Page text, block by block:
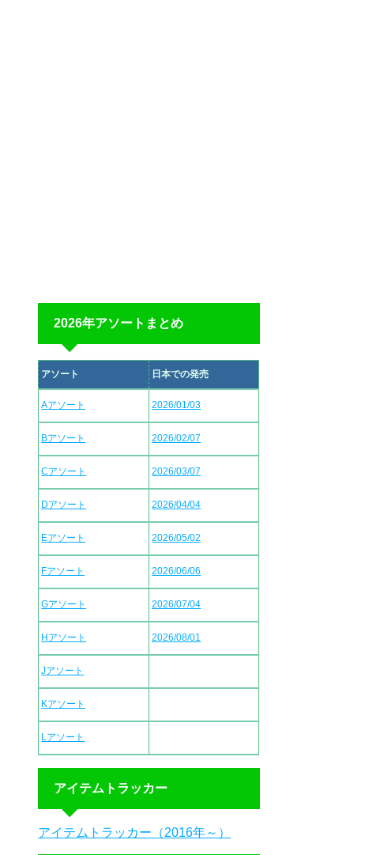
2026年アソートまとめ
アソート 日本での発売
Aアソート 2026/01/03
Bアソート 2026/02/07
Cアソート 2026/03/07
Dアソート 2026/04/04
Eアソート 2026/05/02
Fアソート 2026/06/06
Gアソート 2026/07/04
Hアソート 2026/08/01
Jアソート
Kアソート
Lアソート
アイテムトラッカー
アイテムトラッカー（2016年～）